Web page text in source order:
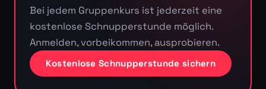
Bei jedem Gruppenkurs ist jederzeit eine
kostenlose Schnupperstunde möglich.
Anmelden, vorbeikommen, ausprobieren.
Kostenlose Schnupperstunde sichern